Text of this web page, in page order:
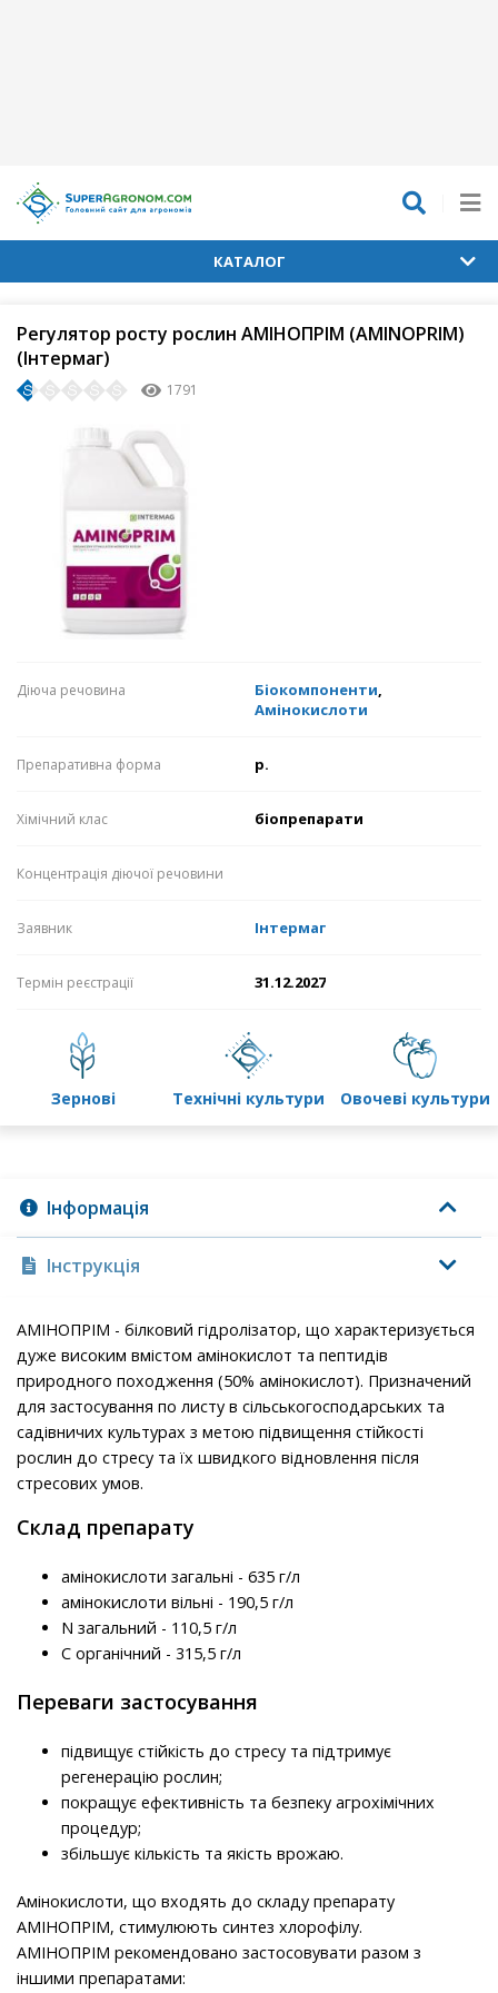
КАТАЛОГ
Регулятор росту рослин АМІНОПРІМ (AMINOPRIM)
(Інтермаг)
1791
Діюча речовина Біокомпоненти,
Амінокислоти
Препаративна форма р.
Хімічний клас біопрепарати
Концентрація діючої речовини
Заявник Інтермаг
Термін реєстрації 31.12.2027
зернові технічні культури овочеві культури
Інформація
Інструкція
АМІНОПРІМ - білковий гідролізатор, що характеризується
дуже високим вмістом амінокислот та пептидів
природного походження (50% амінокислот). Призначений
для застосування по листу в сільськогосподарських та
садівничих культурах з метою підвищення стійкості
рослин до стресу та їх швидкого відновлення після
стресових умов.
Склад препарату
амінокислоти загальні - 635 г/л
амінокислоти вільні - 190,5 г/л
N загальний - 110,5 г/л
С органічний - 315,5 г/л
Переваги застосування
підвищує стійкість до стресу та підтримує
регенерацію рослин;
покращує ефективність та безпеку агрохімічних
процедур;
збільшує кількість та якість врожаю.
Амінокислоти, що входять до складу препарату
АМІНОПРІМ, стимулюють синтез хлорофілу.
АМІНОПРІМ рекомендовано застосовувати разом з
іншими препаратами: